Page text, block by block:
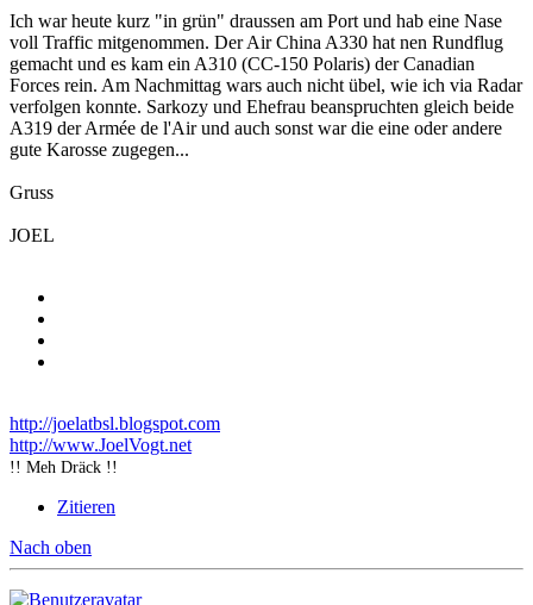
Ich war heute kurz "in grün" draussen am Port und hab eine Nase
voll Traffic mitgenommen. Der Air China A330 hat nen Rundflug
gemacht und es kam ein A310 (CC-150 Polaris) der Canadian
Forces rein. Am Nachmittag wars auch nicht übel, wie ich via Radar
verfolgen konnte. Sarkozy und Ehefrau beanspruchten gleich beide
A319 der Armée de l'Air und auch sonst war die eine oder andere
gute Karosse zugegen...
Gruss
JOEL
http://joelatbsl.blogspot.com
http://www.JoelVogt.net
!! Meh Dräck !!
Zitieren
Nach oben